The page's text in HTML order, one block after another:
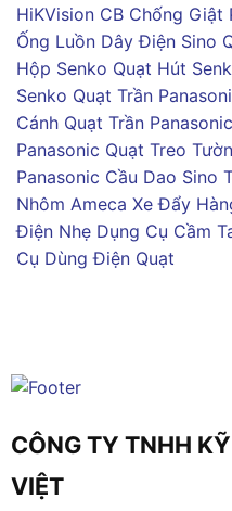
HiKVision CB Chống Giật
Ống Luồn Dây Điện Sino
Hộp Senko Quạt Hút
Senko Quạt Trần
Cánh Quạt Trần
Panasonic Quạt Treo
Panasonic Cầu Dao Sino
Nhôm Ameca Xe Đẩy
Điện Nhẹ Dụng Cụ Cầm
Cụ Dùng Điện Quạt
CÔNG TY TNHH
VIỆT